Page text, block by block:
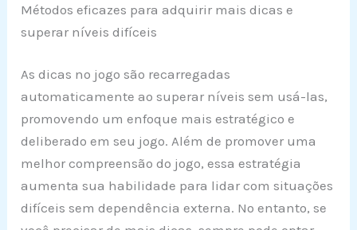
Métodos eficazes para adquirir mais dicas e
superar níveis difíceis
As dicas no jogo são recarregadas
automaticamente ao superar níveis sem usá-las,
promovendo um enfoque mais estratégico e
deliberado em seu jogo. Além de promover uma
melhor compreensão do jogo, essa estratégia
aumenta sua habilidade para lidar com situações
difíceis sem dependência externa. No entanto, se